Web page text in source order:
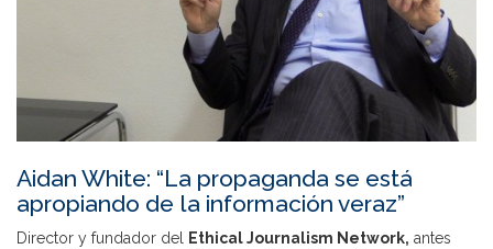
Aidan White: “La propaganda se está
apropiando de la información veraz”
Director y fundador del Ethical Journalism Network, antes